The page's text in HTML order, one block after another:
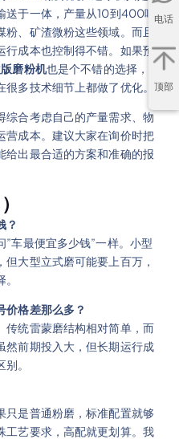
于一体，产量从10到400吨
、矿渣微粉这些领域。而且
行成本也控制得不错。如果预
磨粉机也是个不错的选择，它
很多技术细节上都做了优化。
综合考虑自己的产量需求、物
营成本。建议大家在询价时把
给出最合适的方案和准确的报
？
车最便宜多少钱”一样。小型
大型立式磨可能要上百万，
价格差那么多？
传统雷蒙磨结构相对简单，而
然前期投入大，但长期运行成
。
只是普通粉磨，标准配置就够
工艺要求，高配就更划算。我
电话
顶部